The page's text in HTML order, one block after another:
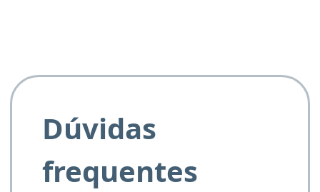
Dúvidas
frequentes